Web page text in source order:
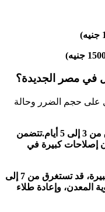
في مصر الجديدة؟
على حجم الضرر وحالة
السيارات ذات الأضرار البسيطة، تستغرق من 3 إلى 5 أيام.تتضمن
إصلاحات كبيرة في
السيارات ذات الأضرار المتوسطة إلى الكبيرة، قد تستغرق من 7 إلى
المعدن، وإعادة طلاء